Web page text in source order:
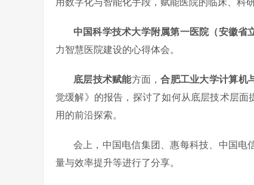
用数字化与智能化手段，赋能医院的临床、科
中国科学技术大学附属第一医院（安徽省
力智慧医院建设的心得体会。
底层技术赋能方面，合肥工业大学计算机
觉缓解》的报告，探讨了如何从底层技术层
用的前沿探索。
会上，中国电信集团、惠每科技、中国电
量与效率提升等进行了分享。